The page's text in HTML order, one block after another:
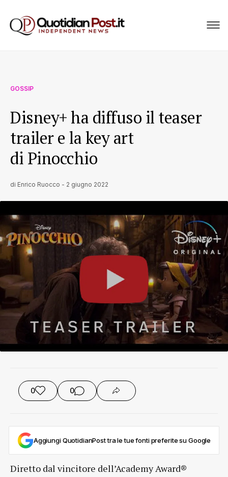
GOSSIP
Disney+ ha diffuso il teaser
trailer e la key art
di Pinocchio
di Enrico Ruocco - 2 giugno 2022
0 0
Aggiungi QuotidianPost tra le tue fonti preferite su Google
Diretto dal vincitore dell’Academy Award®